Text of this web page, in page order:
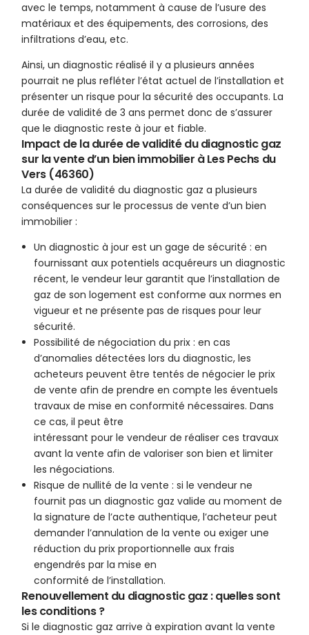
avec le temps, notamment à cause de l’usure des
matériaux et des équipements, des corrosions, des
infiltrations d’eau, etc.
Ainsi, un diagnostic réalisé il y a plusieurs années
pourrait ne plus refléter l’état actuel de l’installation et
présenter un risque pour la sécurité des occupants. La
durée de validité de 3 ans permet donc de s’assurer
que le diagnostic reste à jour et fiable.
Impact de la durée de validité du diagnostic gaz
sur la vente d’un bien immobilier à Les Pechs du
Vers (46360)
La durée de validité du diagnostic gaz a plusieurs
conséquences sur le processus de vente d’un bien
immobilier :
Un diagnostic à jour est un gage de sécurité : en
fournissant aux potentiels acquéreurs un diagnostic
récent, le vendeur leur garantit que l’installation de
gaz de son logement est conforme aux normes en
vigueur et ne présente pas de risques pour leur
sécurité.
Possibilité de négociation du prix : en cas
d’anomalies détectées lors du diagnostic, les
acheteurs peuvent être tentés de négocier le prix
de vente afin de prendre en compte les éventuels
travaux de mise en conformité nécessaires. Dans
ce cas, il peut être
intéressant pour le vendeur de réaliser ces travaux
avant la vente afin de valoriser son bien et limiter
les négociations.
Risque de nullité de la vente : si le vendeur ne
fournit pas un diagnostic gaz valide au moment de
la signature de l’acte authentique, l’acheteur peut
demander l’annulation de la vente ou exiger une
réduction du prix proportionnelle aux frais
engendrés par la mise en
conformité de l’installation.
Renouvellement du diagnostic gaz : quelles sont
les conditions ?
Si le diagnostic gaz arrive à expiration avant la vente